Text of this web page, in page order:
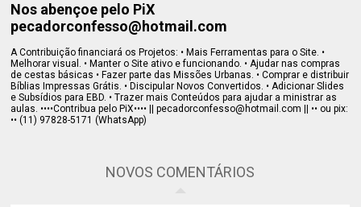
Nos abençoe pelo PiX
pecadorconfesso@hotmail.com
A Contribuição financiará os Projetos: • Mais Ferramentas para o Site. •
Melhorar visual. • Manter o Site ativo e funcionando. • Ajudar nas compras
de cestas básicas • Fazer parte das Missões Urbanas. • Comprar e distribuir
Bíblias Impressas Grátis. • Discipular Novos Convertidos. • Adicionar Slides
e Subsídios para EBD. • Trazer mais Conteúdos para ajudar a ministrar as
aulas. ••••Contribua pelo PiX•••• || pecadorconfesso@hotmail.com || •• ou pix:
•• (11) 97828-5171 (WhatsApp)
NOVOS COMENTÁRIOS